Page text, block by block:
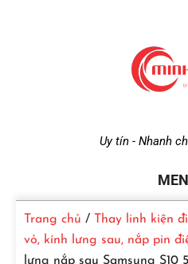
i
n
Uy tín - Nhanh
Trang chủ / Thay linh kiện
vỏ, kính lưng sau, nắp pin
lưng nắp sau Samsung S10